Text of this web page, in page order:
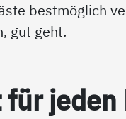
bestmöglich
gut geht.
für